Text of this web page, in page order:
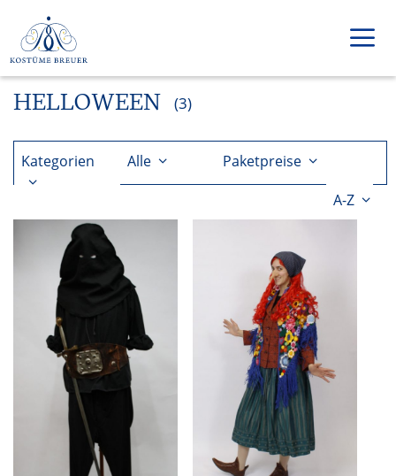
Inhalt
springen
HELLOWEEN (3)
Kategorien Alle
Paketpreise
A-Z